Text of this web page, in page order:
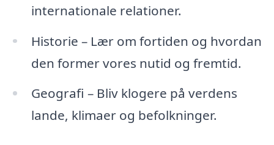
internationale relationer.
Historie – Lær om fortiden og hvordan
den former vores nutid og fremtid.
Geografi – Bliv klogere på verdens
lande, klimaer og befolkninger.